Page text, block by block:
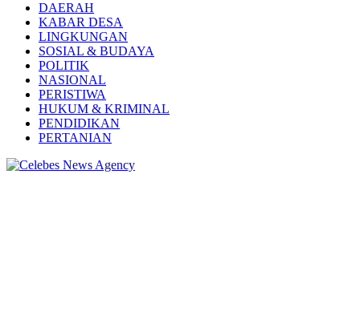
DAERAH
KABAR DESA
LINGKUNGAN
SOSIAL & BUDAYA
POLITIK
NASIONAL
PERISTIWA
HUKUM & KRIMINAL
PENDIDIKAN
PERTANIAN